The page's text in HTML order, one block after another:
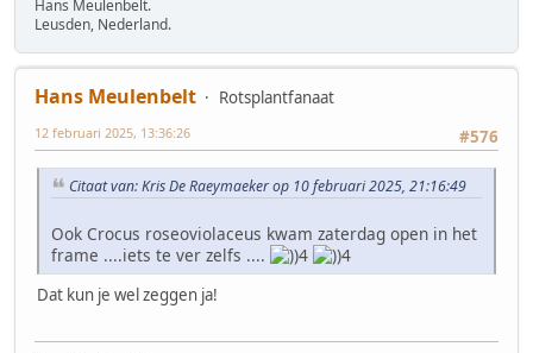
Hans Meulenbelt.
Leusden, Nederland.
Hans Meulenbelt
Rotsplantfanaat
#576
12 februari 2025, 13:36:26
Citaat van: Kris De Raeymaeker op 10 februari 2025, 21:16:49
Ook Crocus roseoviolaceus kwam zaterdag open in het
frame ....iets te ver zelfs ....
Dat kun je wel zeggen ja!